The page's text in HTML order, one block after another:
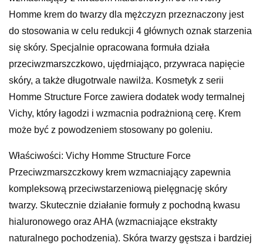
Homme krem do twarzy dla mężczyzn przeznaczony jest
do stosowania w celu redukcji 4 głównych oznak starzenia
się skóry. Specjalnie opracowana formuła działa
przeciwzmarszczkowo, ujędrniająco, przywraca napięcie
skóry, a także długotrwale nawilża. Kosmetyk z serii
Homme Structure Force zawiera dodatek wody termalnej
Vichy, który łagodzi i wzmacnia podrażnioną cerę. Krem
może być z powodzeniem stosowany po goleniu.
Właściwości: Vichy Homme Structure Force
Przeciwzmarszczkowy krem wzmacniający zapewnia
kompleksową przeciwstarzeniową pielęgnację skóry
twarzy. Skutecznie działanie formuły z pochodną kwasu
hialuronowego oraz AHA (wzmacniające ekstrakty
naturalnego pochodzenia). Skóra twarzy gęstsza i bardziej